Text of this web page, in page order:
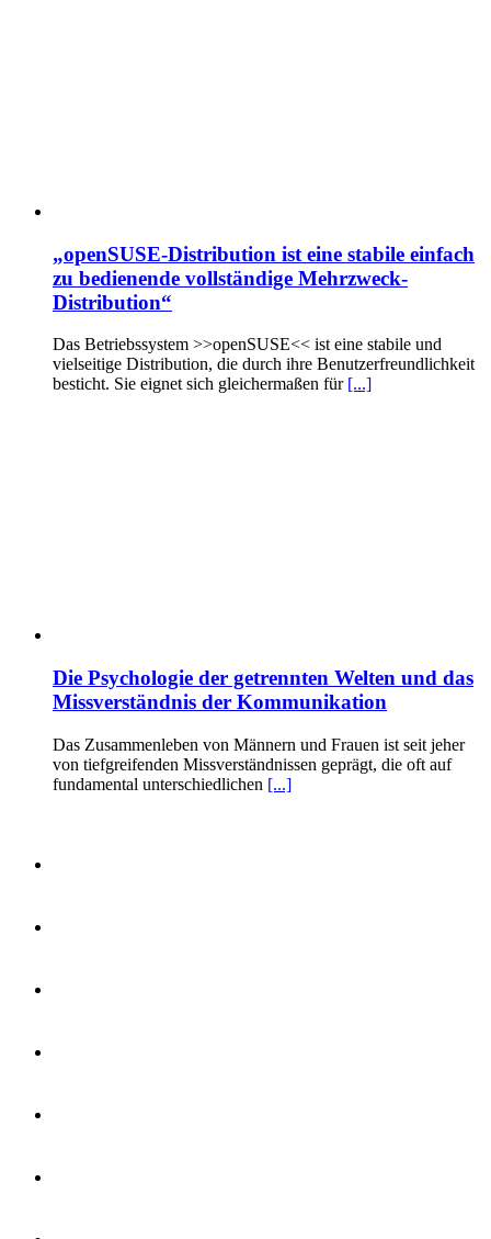
„openSUSE-Distribution ist eine stabile einfach
zu bedienende vollständige Mehrzweck-
Distribution“
Das Betriebssystem >>openSUSE<< ist eine stabile und
vielseitige Distribution, die durch ihre Benutzerfreundlichkeit
besticht. Sie eignet sich gleichermaßen für [...]
Die Psychologie der getrennten Welten und das
Missverständnis der Kommunikation
Das Zusammenleben von Männern und Frauen ist seit jeher
von tiefgreifenden Missverständnissen geprägt, die oft auf
fundamental unterschiedlichen [...]